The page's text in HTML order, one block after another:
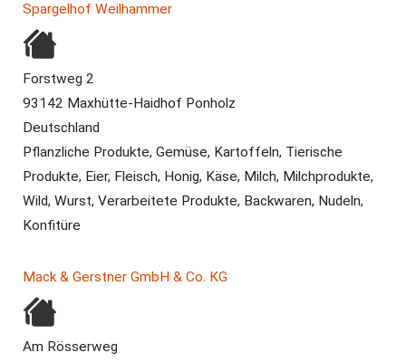
Spargelhof Weilhammer
Forstweg 2
93142 Maxhütte-Haidhof Ponholz
Deutschland
Pflanzliche Produkte, Gemüse, Kartoffeln, Tierische
Produkte, Eier, Fleisch, Honig, Käse, Milch, Milchprodukte,
Wild, Wurst, Verarbeitete Produkte, Backwaren, Nudeln,
Konfitüre
Mack & Gerstner GmbH & Co. KG
Am Rösserweg